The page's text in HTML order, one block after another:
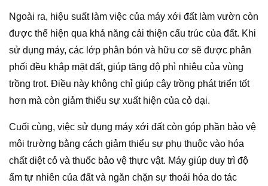
Ngoài ra, hiệu suất làm việc của máy xới đất làm vườn còn
được thể hiện qua khả năng cải thiện cấu trúc của đất. Khi
sử dụng máy, các lớp phân bón và hữu cơ sẽ được phân
phối đều khắp mặt đất, giúp tăng độ phì nhiêu của vùng
trồng trọt. Điều này không chỉ giúp cây trồng phát triển tốt
hơn mà còn giảm thiểu sự xuất hiện của cỏ dại.
Cuối cùng, việc sử dụng máy xới đất còn góp phần bảo vệ
môi trường bằng cách giảm thiểu sự phụ thuộc vào hóa
chất diệt cỏ và thuốc bảo vệ thực vật. Máy giúp duy trì độ
ẩm tự nhiên của đất và ngăn chặn sự thoái hóa do tác